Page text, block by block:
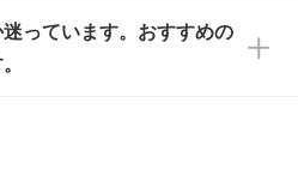
。
担当スタッフ宛にメール
際には、担当スタッフが
お気軽にご相談くださ
さい。
っています。おすすめの
当スタッフがお客様の